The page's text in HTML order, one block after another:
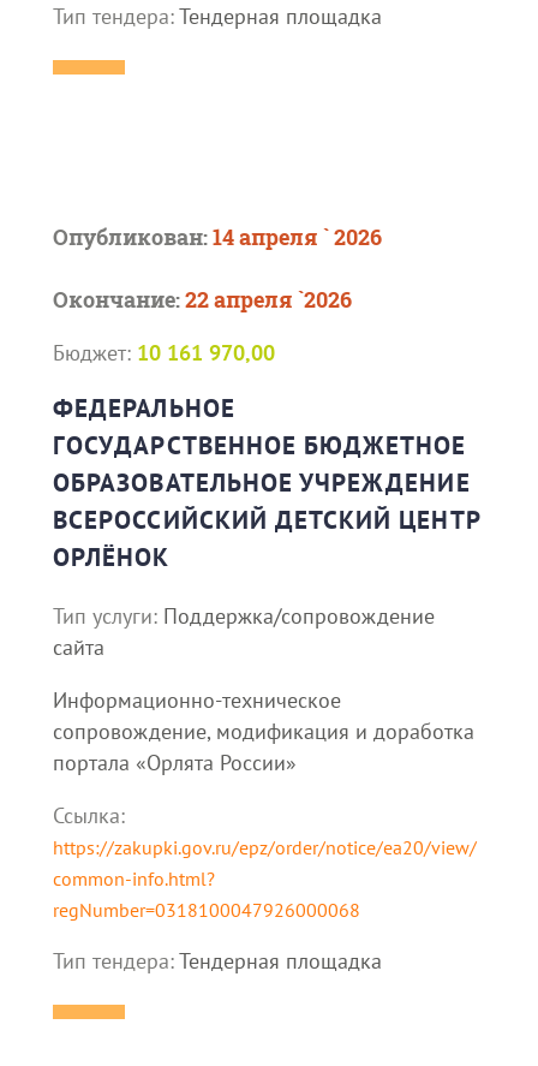
Тип тендера:Тендерная площадка
Опубликован:14 апреля ` 2026
Окончание:22 апреля `2026
Бюджет: 10 161 970,00
ФЕДЕРАЛЬНОЕ
ГОСУДАРСТВЕННОЕ БЮДЖЕТНОЕ
ОБРАЗОВАТЕЛЬНОЕ УЧРЕЖДЕНИЕ
ВСЕРОССИЙСКИЙ ДЕТСКИЙ ЦЕНТР
ОРЛЁНОК
Тип услуги: Поддержка/сопровождение
сайта
Информационно-техническое
сопровождение, модификация и доработка
портала «Орлята России»
Ссылка:
https://zakupki.gov.ru/epz/order/notice/ea20/view/
common-info.html?
regNumber=0318100047926000068
Тип тендера:Тендерная площадка